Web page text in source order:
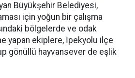
Büyükşehir Belediyesi,
için yoğun bir çalışma
bölgelerde ve odak
yapan ekiplere, İpekyolu ilçe
gönüllü hayvansever de eşlik